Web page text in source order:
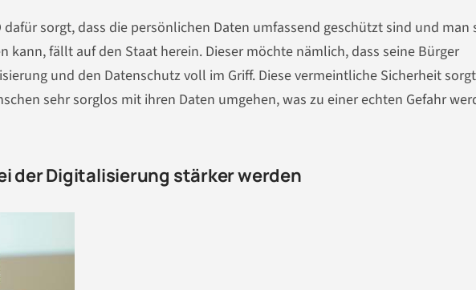
dafür sorgt, dass die persönlichen Daten umfassend geschützt sind und man
kann, fällt auf den Staat herein. Dieser möchte nämlich, dass seine Bürger
und den Datenschutz voll im Griff. Diese vermeintliche Sicherheit sorgt
sehr sorglos mit ihren Daten umgehen, was zu einer echten Gefahr
der Digitalisierung stärker werden